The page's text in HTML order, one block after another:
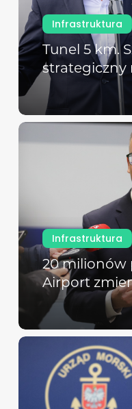
Infrastruktura
Tunel 5 km.
strategiczny
Infrastruktura
20 milionów
Airport